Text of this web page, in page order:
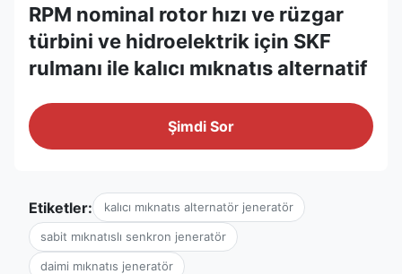
RPM nominal rotor hızı ve rüzgar
türbini ve hidroelektrik için SKF
rulmanı ile kalıcı mıknatıs alternatif
Şimdi Sor
Etiketler: kalıcı mıknatıs alternatör jeneratör
sabit mıknatıslı senkron jeneratör
daimi mıknatıs jeneratör